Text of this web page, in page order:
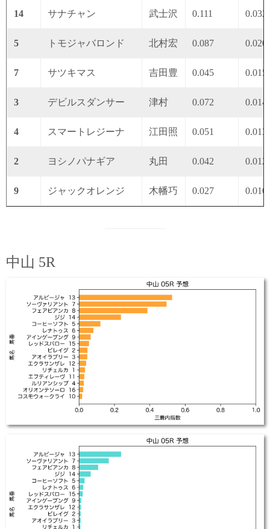
14 サナチャン 武士沢 0.111 0.032
5 トモジャバロンド 北村宏 0.087 0.020
7 サツキマス 吉田豊 0.045 0.015
3 デビルスダンサー 津村 0.072 0.014
4 スマートレジーナ 江田照 0.051 0.013
2 ヨシノパナギア 丸田 0.042 0.012
9 ジャックオレンジ 木幡巧 0.027 0.010
中山 5R